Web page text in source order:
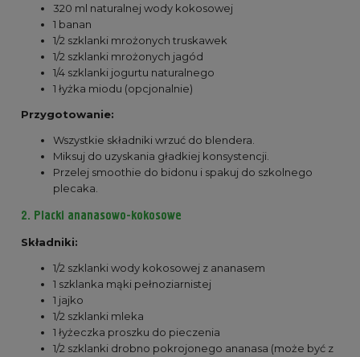
320 ml naturalnej wody kokosowej
1 banan
1/2 szklanki mrożonych truskawek
1/2 szklanki mrożonych jagód
1/4 szklanki jogurtu naturalnego
1 łyżka miodu (opcjonalnie)
Przygotowanie:
Wszystkie składniki wrzuć do blendera.
Miksuj do uzyskania gładkiej konsystencji.
Przelej smoothie do bidonu i spakuj do szkolnego
plecaka.
2. Placki ananasowo-kokosowe
Składniki:
1/2 szklanki wody kokosowej z ananasem
1 szklanka mąki pełnoziarnistej
1 jajko
1/2 szklanki mleka
1 łyżeczka proszku do pieczenia
1/2 szklanki drobno pokrojonego ananasa (może być z